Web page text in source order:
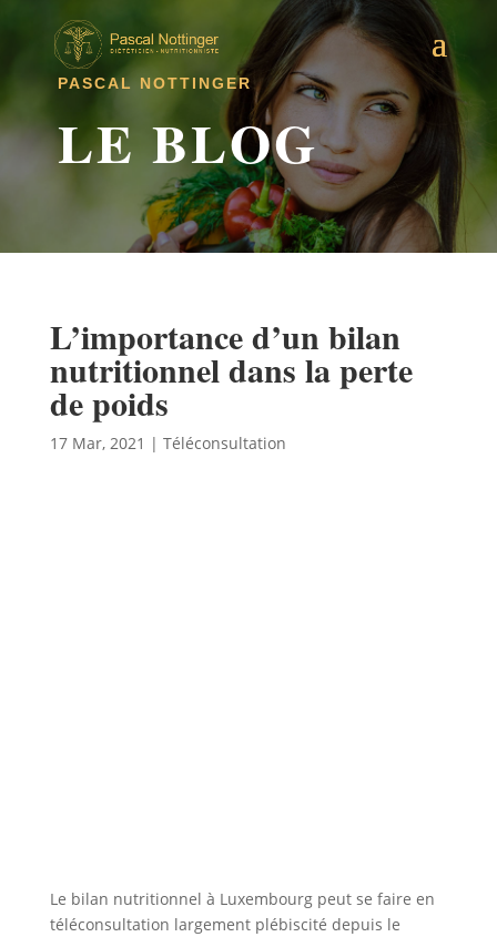
PASCAL NOTTINGER
LE BLOG
L’importance d’un bilan
nutritionnel dans la perte
de poids
17 Mar, 2021 | Téléconsultation
Le bilan nutritionnel à Luxembourg peut se faire en
téléconsultation largement plébiscité depuis le